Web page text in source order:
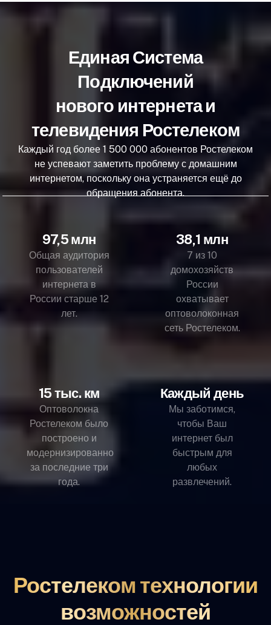
Единая Система
Подключений
нового интернета и
телевидения Ростелеком
Каждый год более 1 500 000 абонентов Ростелеком
не успевают заметить проблему с домашним
интернетом, поскольку она устраняется ещё до
обращения абонента.
97,5 млн
Общая аудитория
пользователей
интернета в
России старше 12
лет.
38,1 млн
7 из 10
домохозяйств
России
охватывает
оптоволоконная
сеть Ростелеком.
15 тыс. км
Оптоволокна
Ростелеком было
построено и
модернизированно
за последние три
года.
Каждый день
Мы заботимся,
чтобы Ваш
интернет был
быстрым для
любых
развлечений.
Ростелеком технологии
возможностей